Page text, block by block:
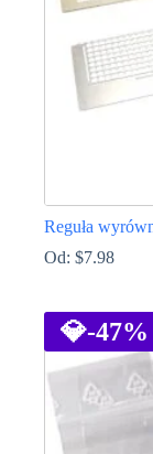
Reguła
Od: $7.98
ma
wiele
wariantów.
Opcje
można
wybrać
💎-47%